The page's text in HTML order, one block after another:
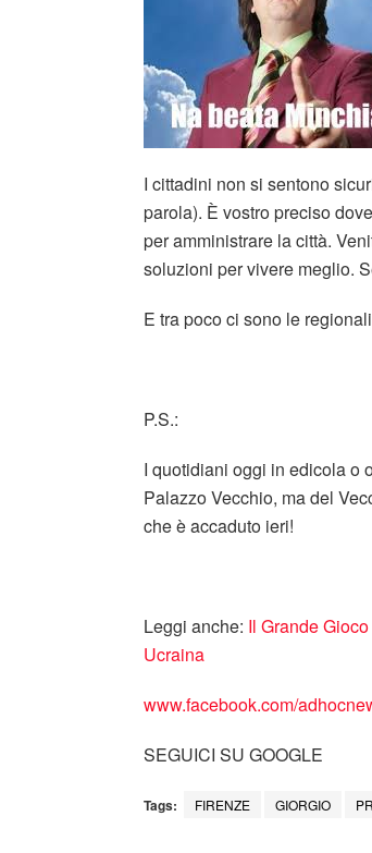
I cittadini non si sentono
parola). È vostro preciso
per amministrare la città.
soluzioni per vivere meglio.
E tra poco ci sono le
P.S.:
I quotidiani oggi in edicola o
Palazzo Vecchio, ma del
che è accaduto ieri!
Leggi anche: ​Il Grande
Ucraina
www.facebook.com/
SEGUICI SU GOOGLE
Tags: FIRENZE GIORGIO